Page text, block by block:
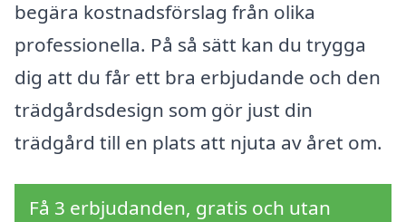
begära kostnadsförslag från olika
professionella. På så sätt kan du trygga
dig att du får ett bra erbjudande och den
trädgårdsdesign som gör just din
trädgård till en plats att njuta av året om.
Få 3 erbjudanden, gratis och utan